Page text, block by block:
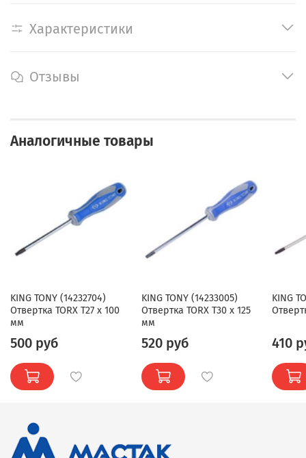
Характеристики
Отзывы
Аналогичные товары
KING TONY (14232704)
Отвертка TORX T27 x 100
мм
500 руб
KING TONY (14233005)
Отвертка TORX T30 x 125
мм
520 руб
KING
410